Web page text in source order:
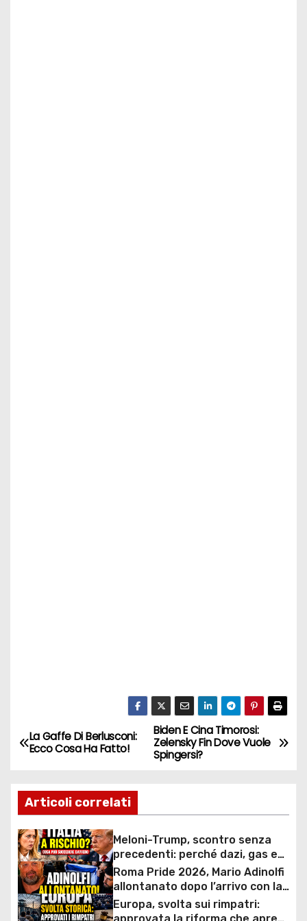
N
v
i
g
a
z
Biden E Cina Timorosi:
Zelensky Fin Dove Vuole
Spingersi?
La Gaffe Di Berlusconi:
Ecco Cosa Ha Fatto!
Articoli correlati
Meloni-Trump, scontro senza
precedenti: perché dazi, gas e
rapporti diplomatici possono
costare caro all’Italia
Roma Pride 2026, Mario Adinolfi
allontanato dopo l’arrivo con la
bandiera di Israele: scontro
politico e polemiche sui diritti
Europa, svolta sui rimpatri: